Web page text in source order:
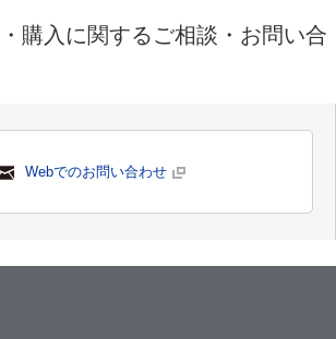
購入に関するご相談・お問い合
Webでのお問い合わせ